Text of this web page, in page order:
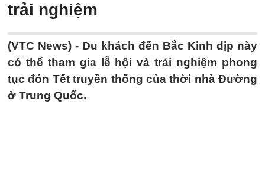
trải nghiệm
(VTC News) - Du khách đến Bắc Kinh dịp này
có thể tham gia lễ hội và trải nghiệm phong
tục đón Tết truyền thống của thời nhà Đường
ở Trung Quốc.